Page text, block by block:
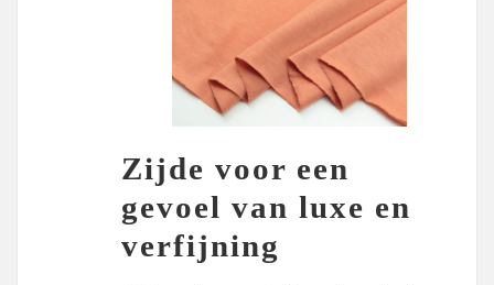
Zijde voor een
gevoel van luxe en
verfijning